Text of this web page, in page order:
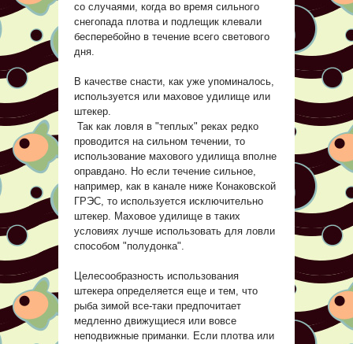
со случаями, когда во время сильного
снегопада плотва и подлещик клевали
бесперебойно в течение всего светового
дня.
В качестве снасти, как уже упоминалось,
используется или маховое удилище или
штекер.
Так как ловля в "теплых" реках редко
проводится на сильном течении, то
использование махового удилища вполне
оправдано. Но если течение сильное,
например, как в канале ниже Конаковской
ГРЭС, то используется исключительно
штекер. Маховое удилище в таких
условиях лучше использовать для ловли
способом "полудонка".
Целесообразность использования
штекера определяется еще и тем, что
рыба зимой все-таки предпочитает
медленно движущиеся или вовсе
неподвижные приманки. Если плотва или